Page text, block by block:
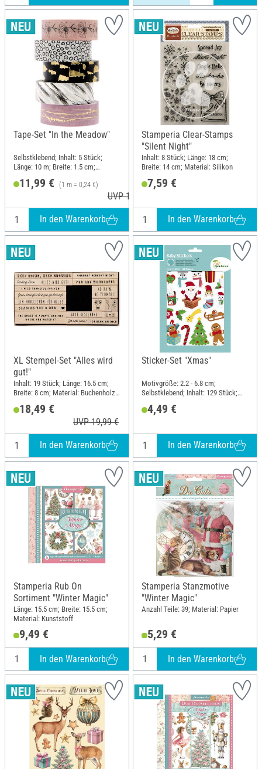
Tape-Set "In the Meadow"
Selbstklebend; Inhalt: 5 Stück;
Länge: 10 m; Breite: 1.5 cm;
11,99 € (1 m = 0,24 €)
UVP 12,99 €
In den Warenkorb
Stamperia Clear-Stamps
"Silent Night"
Inhalt: 8 Stück; Länge: 18 cm;
Breite: 14 cm; Material: Silikon
7,59 €
In den Warenkorb
XL Stempel-Set "Alles wird
gut!"
Inhalt: 19 Stück; Länge: 16.5 cm;
Breite: 8 cm; Material: Buchenholz,
18,49 €
UVP 19,99 €
In den Warenkorb
Sticker-Set "Xmas"
Motivgröße: 2.2 - 6.8 cm;
Selbstklebend; Inhalt: 129 Stück;
Material: Papier
4,49 €
In den Warenkorb
Stamperia Rub On
Sortiment "Winter Magic"
Länge: 15.5 cm; Breite: 15.5 cm;
Material: Kunststoff
9,49 €
In den Warenkorb
Stamperia Stanzmotive
"Winter Magic"
Anzahl Teile: 39; Material: Papier
5,29 €
In den Warenkorb